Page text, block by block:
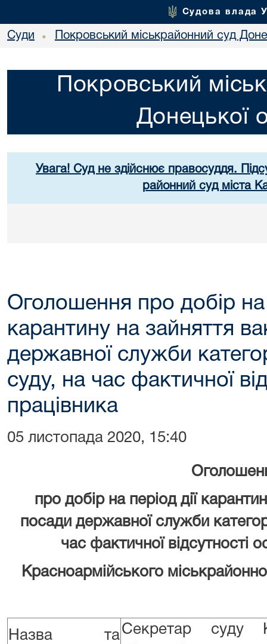
Судова влада
Суди • Покровський міськрайонний суд
Покровський
Донецької
Увага! Суд не здійснює правосуддя.
районний суд міста
Оголошення про добір на
карантину на зайняття
державної служби
суду, на час фактичної
працівника
05 листопада 2020, 15:40
про добір на період дії
посади державної служби
час фактичної відсутності
Красноармійського
Назва таСекретар суду